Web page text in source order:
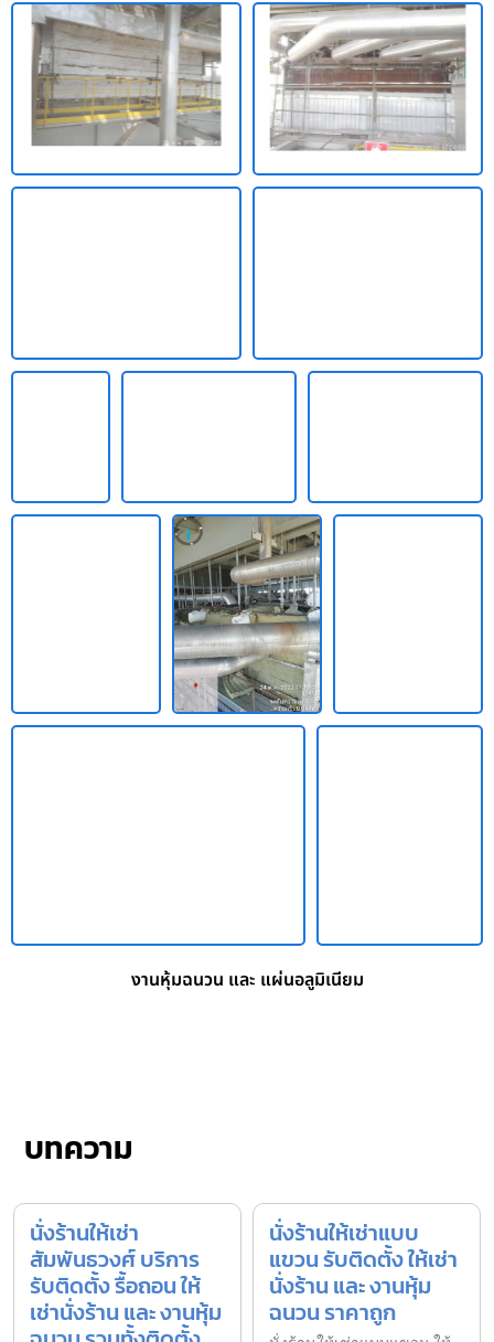
งานหุ้มฉนวน และ แผ่นอลูมิเนียม
บทความ
นั่งร้านให้เช่า
สัมพันธวงศ์ บริการ
รับติดตั้ง รื้อถอน ให้
เช่านั่งร้าน และ งานหุ้ม
นั่งร้านให้เช่าแบบ
แขวน รับติดตั้ง ให้เช่า
นั่งร้าน และ งานหุ้ม
ฉนวน ราคาถูก